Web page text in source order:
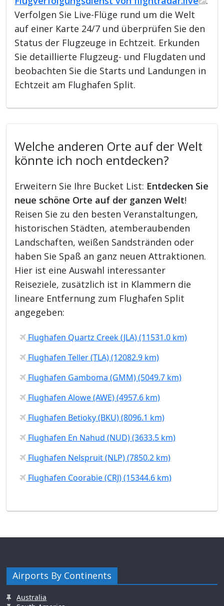
Verfolgen Sie Live-Flüge rund um die Welt
auf einer Karte 24/7 und überprüfen Sie den
Status der Flugzeuge in Echtzeit. Erkunden
Sie detaillierte Flugzeug- und Flugdaten und
beobachten Sie die Starts und Landungen in
Echtzeit am Flughafen Split.
Welche anderen Orte auf der Welt
könnte ich noch entdecken?
Erweitern Sie Ihre Bucket List: Entdecken Sie
neue schöne Orte auf der ganzen Welt!
Reisen Sie zu den besten Veranstaltungen,
historischen Städten, atemberaubenden
Landschaften, weißen Sandstränden oder
haben Sie Spaß an ganz neuen Attraktionen.
Hier ist eine Auswahl interessanter
Reiseziele, zusätzlich ist in Klammern die
lineare Entfernung zum Flughafen Split
angegeben:
Flughafen Quartz Creek (JLA) (11531.0 km)
Flughafen Teller (TLA) (12082.9 km)
Flughafen Gamboma (GMM) (5049.7 km)
Flughafen Alowe (AWE) (4957.6 km)
Flughafen Betioky (BKU) (8096.1 km)
Flughafen En Nahud (NUD) (3633.5 km)
Flughafen Nelspruit (NLP) (7850.2 km)
Flughafen Coorabie (CRJ) (15344.6 km)
Airports By Continents
Australia